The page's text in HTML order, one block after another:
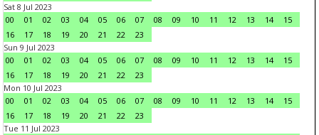
Sat 8 Jul 2023
00
01 02 03 04 05 06 07 08 09 10 11 12 13 14
15
16
17 18 19 20 21 22
23
Sun 9 Jul 2023
00
01 02 03 04 05 06 07 08 09 10 11 12 13 14
15
16
17 18 19 20 21 22
23
Mon 10 Jul 2023
00
01 02 03 04 05 06 07 08 09 10 11 12 13 14
15
16
17 18 19 20 21 22
23
Tue 11 Jul 2023